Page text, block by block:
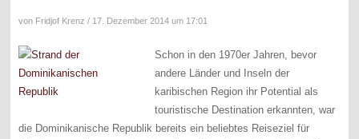
von Fridjof Krenz / 17. Dezember 2014 um 17:01
Schon in den 1970er Jahren, bevor
andere Länder und Inseln der
karibischen Region ihr Potential als
touristische Destination erkannten, war
die Dominikanische Republik bereits ein beliebtes Reiseziel für